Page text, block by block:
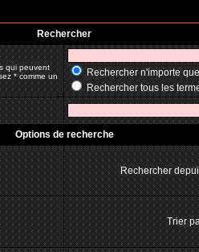
Rechercher
qui peuvent
* comme un
Rechercher n'importe
Rechercher tous les
Options de recherche
Rechercher
Trier